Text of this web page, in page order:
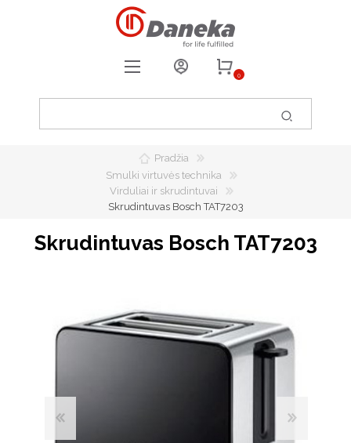
0
0
Pradžia
Smulki virtuvės technika
Virduliai ir skrudintuvai
Skrudintuvas Bosch TAT7203
Skrudintuvas Bosch TAT7203